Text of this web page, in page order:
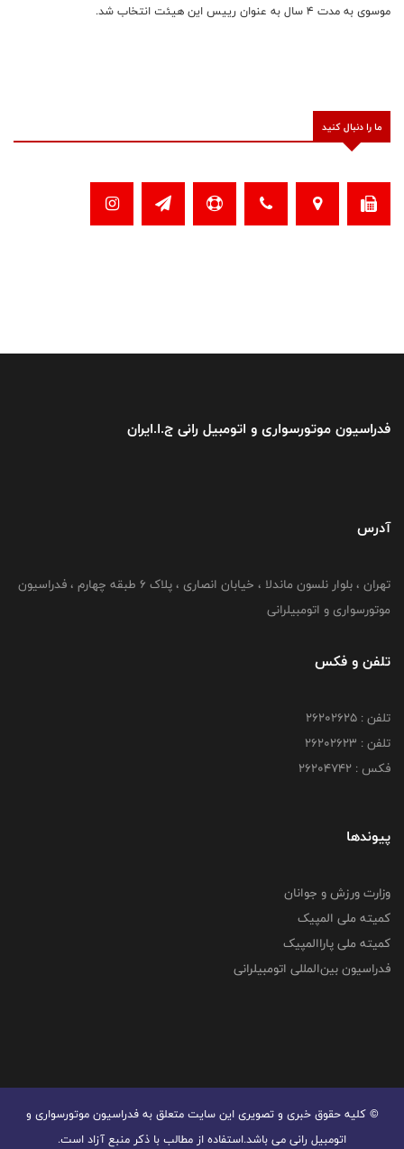
موسوی به مدت ۴ سال به عنوان رییس این هیئت انتخاب شد.
ما را دنبال کنید
فدراسیون موتورسواری و اتومبیل رانی ج.ا.ایران
آدرس
تهران ، بلوار نلسون ماندلا ، خیابان انصاری ، پلاک ۶ طبقه چهارم ، فدراسیون
موتورسواری و اتومبیلرانی
تلفن و فکس
تلفن : ۲۶۲۰۲۶۲۵
تلفن : ۲۶۲۰۲۶۲۳
فکس : ۲۶۲۰۴۷۴۲
پیوندها
وزارت ورزش و جوانان
کمیته ملی المپیک
کمیته ملی پاراالمپیک
فدراسیون بین‌المللی اتومبیلرانی
© کليه حقوق خبری و تصويری اين سايت متعلق به فدراسیون موتورسواری و
اتومبیل رانی می باشد.استفاده از مطالب با ذكر منبع آزاد است.